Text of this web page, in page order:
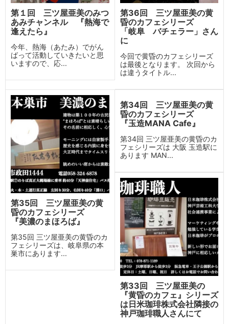
第１回 三ツ屋亜美のみつ
あみチャンネル 『熱海で
逢えたら』
今年、熱海（あたみ）でがん
ばって活動していきたいと思
いますので、応...
第36回 三ツ屋亜美の黄
昏のカフェシリーズ
「岐阜 バチェラー」さん
に
今回で黄昏のカフェシリーズ
は最後となります。 次回から
は違うタイトル...
第35回 三ツ屋亜美の黄
昏のカフェシリーズ
『美濃のまほろば』
第35回 三ツ屋亜美の黄昏のカ
フェシリーズは、岐阜県の本
巣市にあります...
第34回 三ツ屋亜美の黄
昏のカフェシリーズ
『玉造MANA Cafe』
第34回 三ツ屋亜美の黄昏のカ
フェシリーズは 大阪 玉造駅に
あります MAN...
第33回 三ツ屋亜美の
『黄昏のカフェ』シリーズ
は日米珈琲株式会社隣接の
神戸珈琲職人さんにて